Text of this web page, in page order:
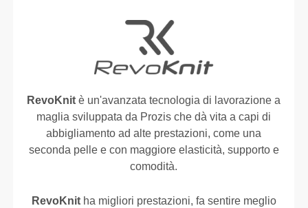
RevoKnit è un'avanzata tecnologia di lavorazione a
maglia sviluppata da Prozis che dà vita a capi di
abbigliamento ad alte prestazioni, come una
seconda pelle e con maggiore elasticità, supporto e
comodità.
RevoKnitha migliori prestazioni, fa sentire meglio